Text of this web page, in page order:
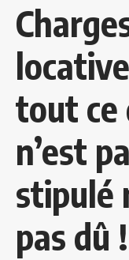
tout ce
n’est
stipulé
pas dû !